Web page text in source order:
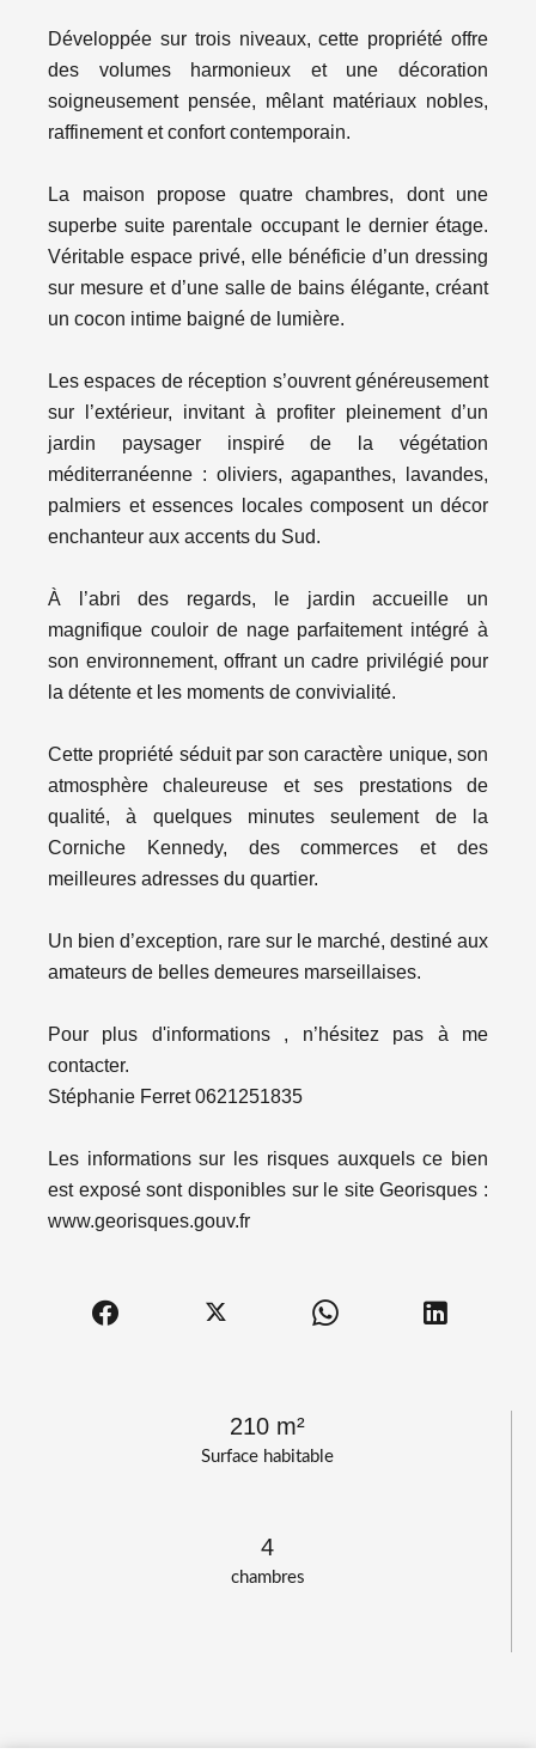
Surface habitable
210 m²
chambres
4
Développée sur trois niveaux, cette propriété offre
des volumes harmonieux et une décoration
soigneusement pensée, mêlant matériaux nobles,
raffinement et confort contemporain.
La maison propose quatre chambres, dont une
superbe suite parentale occupant le dernier étage.
Véritable espace privé, elle bénéficie d’un dressing
sur mesure et d’une salle de bains élégante, créant
un cocon intime baigné de lumière.
Les espaces de réception s’ouvrent généreusement
sur l’extérieur, invitant à profiter pleinement d’un
jardin paysager inspiré de la végétation
méditerranéenne : oliviers, agapanthes, lavandes,
palmiers et essences locales composent un décor
enchanteur aux accents du Sud.
À l’abri des regards, le jardin accueille un
magnifique couloir de nage parfaitement intégré à
son environnement, offrant un cadre privilégié pour
la détente et les moments de convivialité.
Cette propriété séduit par son caractère unique, son
atmosphère chaleureuse et ses prestations de
qualité, à quelques minutes seulement de la
Corniche Kennedy, des commerces et des
meilleures adresses du quartier.
Un bien d’exception, rare sur le marché, destiné aux
amateurs de belles demeures marseillaises.
Pour plus d'informations , n’hésitez pas à me
contacter.
Stéphanie Ferret 0621251835
Les informations sur les risques auxquels ce bien
est exposé sont disponibles sur le site Georisques :
www.georisques.gouv.fr